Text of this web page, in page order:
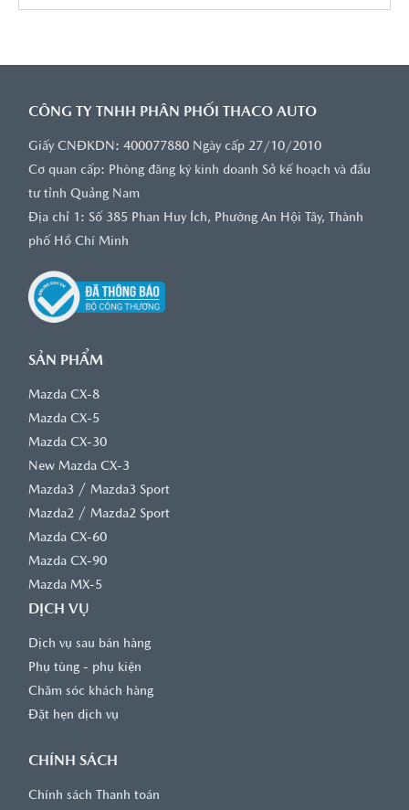
CÔNG TY TNHH PHÂN PHỐI THACO AUTO
Giấy CNĐKDN: 400077880 Ngày cấp 27/10/2010
Cơ quan cấp: Phòng đăng ký kinh doanh Sở kế hoạch và đầu
tư tỉnh Quảng Nam
Địa chỉ 1: Số 385 Phan Huy Ích, Phường An Hội Tây, Thành
phố Hồ Chí Minh
SẢN PHẨM
Mazda CX-8
Mazda CX-5
Mazda CX-30
New Mazda CX-3
Mazda3 / Mazda3 Sport
Mazda2 / Mazda2 Sport
Mazda CX-60
Mazda CX-90
Mazda MX-5
DỊCH VỤ
Dịch vụ sau bán hàng
Phụ tùng - phụ kiện
Chăm sóc khách hàng
Đặt hẹn dịch vụ
CHÍNH SÁCH
Chính sách Thanh toán